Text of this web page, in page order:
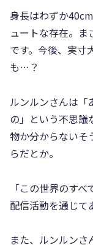
身長はわずか
ュートな存在。ま
です。今後、実寸
も…？
ルンルンさんは「
の」という不思議
物か分からないそ
らだとか。
「この世界のす
配信活動を通じて
また、ルンルン